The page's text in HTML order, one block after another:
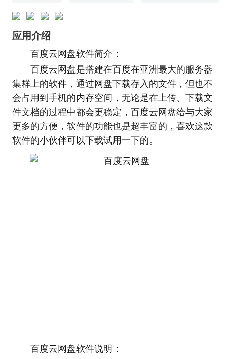
应用介绍
百度云网盘软件简介：
百度云网盘是搭建在百度在亚洲最大的服务器
集群上的软件，通过网盘下载存入的文件，但也不
会占用到手机的内存空间，无论是在上传、下载文
件文档的过程中都会更稳定，百度云网盘给与大家
更多的方便，软件的功能也是超丰富的，喜欢这款
软件的小伙伴可以下载试用一下的。
百度云网盘软件说明：